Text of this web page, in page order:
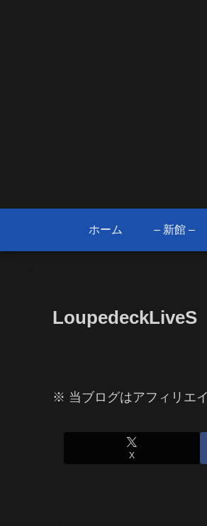
ホーム – 新館 –
※ 当ブログはアフィリエ
X